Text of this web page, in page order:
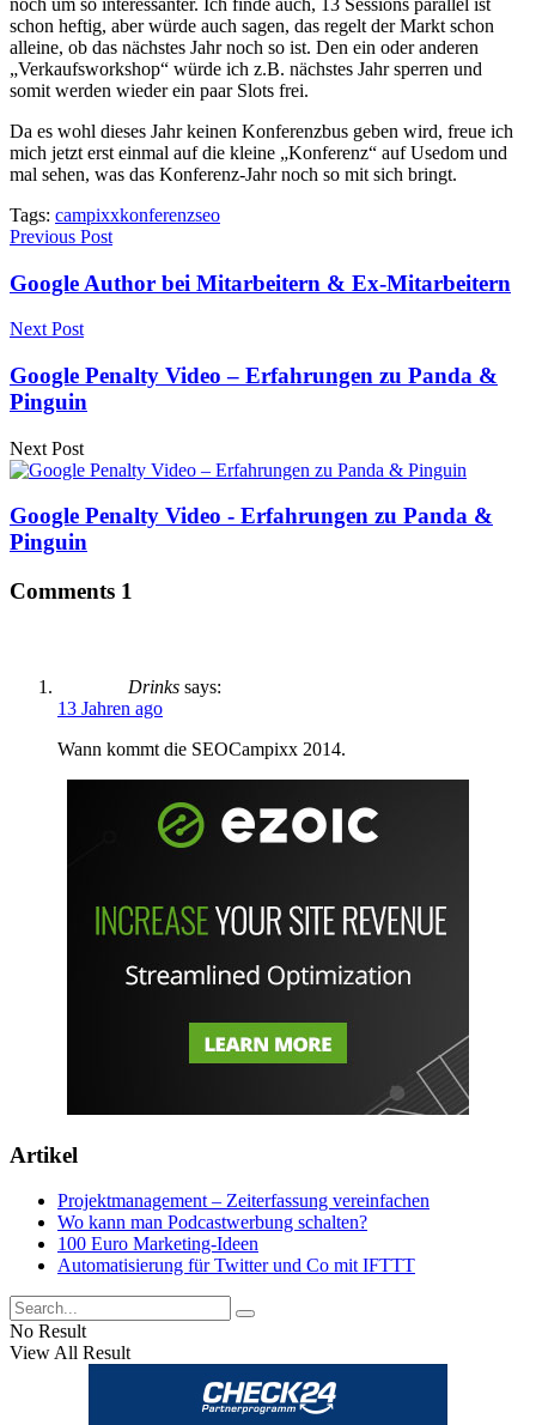
schon heftig, aber würde auch sagen, das regelt der Markt schon
alleine, ob das nächstes Jahr noch so ist. Den ein oder anderen
„Verkaufsworkshop“ würde ich z.B. nächstes Jahr sperren und
somit werden wieder ein paar Slots frei.
Da es wohl dieses Jahr keinen Konferenzbus geben wird, freue ich
mich jetzt erst einmal auf die kleine „Konferenz“ auf Usedom und
mal sehen, was das Konferenz-Jahr noch so mit sich bringt.
Tags: campixxkonferenzseo
Previous Post
Google Author bei Mitarbeitern & Ex-Mitarbeitern
Next Post
Google Penalty Video – Erfahrungen zu Panda &
Pinguin
Next Post
Google Penalty Video - Erfahrungen zu Panda &
Pinguin
Comments 1
Drinks says:
13 Jahren ago
Wann kommt die SEOCampixx 2014.
Artikel
Projektmanagement – Zeiterfassung vereinfachen
Wo kann man Podcastwerbung schalten?
100 Euro Marketing-Ideen
Automatisierung für Twitter und Co mit IFTTT
No Result
View All Result